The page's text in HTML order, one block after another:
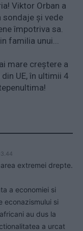
Viktor Orban a
sondaje și vede
împotriva sa.
familia unui...
mare creștere a
UE, în ultimii 4
extremei drepte.
a economiei si
econazismului si
au dus la
a urcat